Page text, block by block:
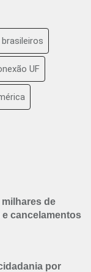
brasileiros
UF
de
cancelamentos
por